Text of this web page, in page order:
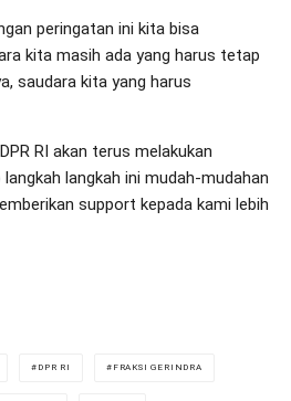
peringatan ini kita bisa
kita masih ada yang harus tetap
saudara kita yang harus
RI akan terus melakukan
langkah ini mudah-mudahan
support kepada kami lebih
DPR RI FRAKSI GERINDRA